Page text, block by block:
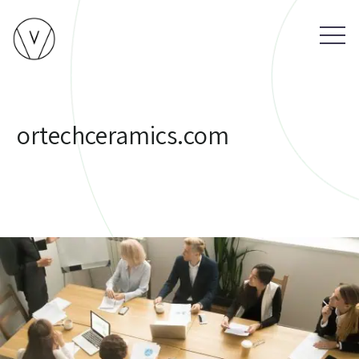
ortechceramics.com